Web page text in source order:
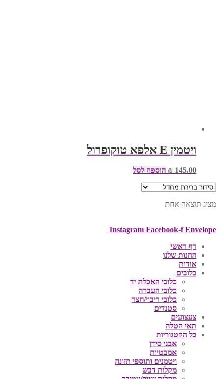
ויטמין E אלפא טוקופרול
₪ 145.00 הוספה לסל
מציג תוצאה אחת
Instagram Facebook-f Envelope
דף ראשי
החנות שלנו
אודות
כלובים
כלובי האכלת יד
כלובי העברה
כלובי ריבוי/חצר
סטנדים
צעצועים
תאי הטלה
כל הקטגוריות
אבני סידן
אמבטיות
ויטמנים ותוספי תזונה
מקלות דבש